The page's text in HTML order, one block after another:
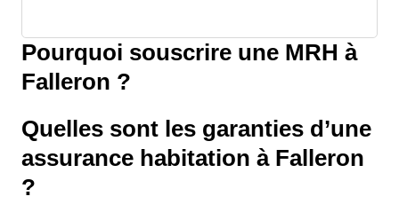
Pourquoi souscrire une MRH à
Falleron ?
Quelles sont les garanties d’une
assurance habitation à Falleron
?